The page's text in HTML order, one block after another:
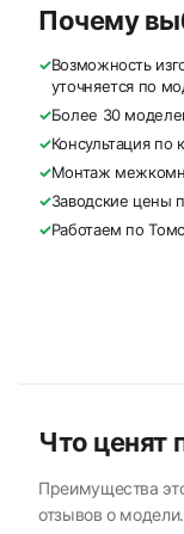
Почему
✓Возможность
уточняется по
✓Более 30
✓Консультация по
✓Монтаж
✓Заводские цены
✓Работаем по
Что ценят
Преимущества
отзывов о модели.